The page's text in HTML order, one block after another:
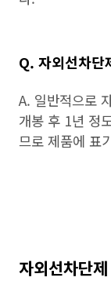
Q. 자외선차단
A. 일반적으로
개봉 후 1년 정
므로 제품에 표
자외선차단